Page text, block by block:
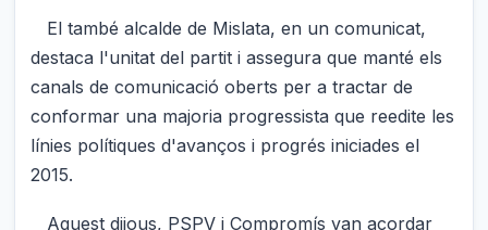
El també alcalde de Mislata, en un comunicat,
destaca l'unitat del partit i assegura que manté els
canals de comunicació oberts per a tractar de
conformar una majoria progressista que reedite les
línies polítiques d'avanços i progrés iniciades el
2015.
Aquest dijous, PSPV i Compromís van acordar